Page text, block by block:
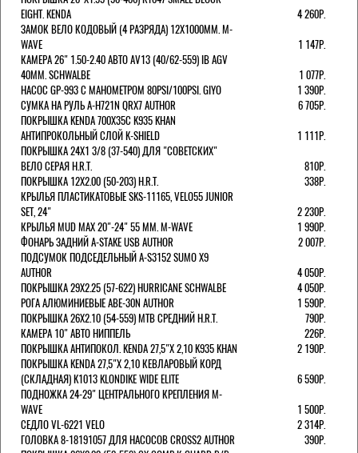
EIGHT. KENDA
4 260Р.
ЗАМОК ВЕЛО КОДОВЫЙ (4 РАЗРЯДА) 12Х1000ММ. M-
WAVE
1 147Р.
КАМЕРА 26" 1.50-2.40 АВТО AV13 (40/62-559) IB AGV
40MM. SCHWALBE
1 077Р.
НАСОС GP-993 С МАНОМЕТРОМ 80PSI/100PSI. GIYO
1 390Р.
СУМКА НА РУЛЬ A-H721N QRX7 AUTHOR
6 705Р.
ПОКРЫШКА KENDA 700Х35С K935 KHAN
АНТИПРОКОЛЬНЫЙ СЛОЙ K-SHIELD
1 111Р.
ПОКРЫШКА 24X1 3/8 (37-540) ДЛЯ "СОВЕТСКИХ"
ВЕЛО СЕРАЯ H.R.T.
810Р.
ПОКРЫШКА 12X2.00 (50-203) H.R.T.
338Р.
КРЫЛЬЯ ПЛАСТИКАТОВЫЕ SKS-11165, VELO55 JUNIOR
SET, 24"
2 230Р.
КРЫЛЬЯ MUD MAX 20"-24" 55 ММ. M-WAVE
1 990Р.
ФОНАРЬ ЗАДНИЙ A-STAKE USB AUTHOR
2 007Р.
ПОДСУМОК ПОДСЕДЕЛЬНЫЙ A-S3152 SUMO X9
AUTHOR
4 050Р.
ПОКРЫШКА 29X2.25 (57-622) HURRICANE SCHWALBE
4 050Р.
РОГА АЛЮМИНИЕВЫЕ ABE-30N AUTHOR
1 590Р.
ПОКРЫШКА 26X2.10 (54-559) MTB СРЕДНИЙ H.R.T.
790Р.
КАМЕРА 10" АВТО НИППЕЛЬ
226Р.
ПОКРЫШКА АНТИПОКОЛ. KENDA 27,5"Х 2,10 K935 KHAN
2 190Р.
ПОКРЫШКА KENDA 27,5"Х 2,10 КЕВЛАРОВЫЙ КОРД
(СКЛАДНАЯ) K1013 KLONDIKE WIDE ELITE
6 590Р.
ПОДНОЖКА 24-29" ЦЕНТРАЛЬНОГО КРЕПЛЕНИЯ M-
WAVE
1 500Р.
СЕДЛО VL-6221 VELO
2 314Р.
ГОЛОВКА 8-18191057 ДЛЯ НАСОСОВ CROSS2 AUTHOR
390Р.